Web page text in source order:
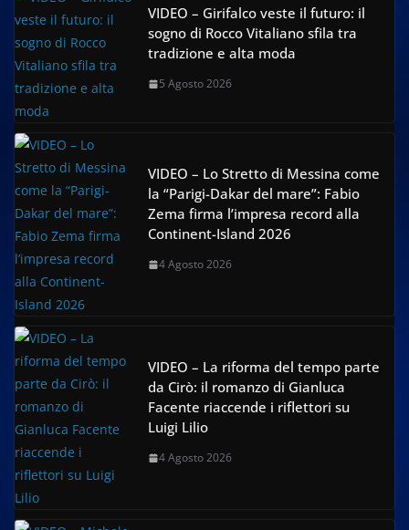
VIDEO – Girifalco veste il futuro: il
sogno di Rocco Vitaliano sfila tra
tradizione e alta moda
5 Agosto 2026
VIDEO – Lo Stretto di Messina come
la “Parigi-Dakar del mare”: Fabio
Zema firma l’impresa record alla
Continent-Island 2026
4 Agosto 2026
VIDEO – La riforma del tempo parte
da Cirò: il romanzo di Gianluca
Facente riaccende i riflettori su
Luigi Lilio
4 Agosto 2026